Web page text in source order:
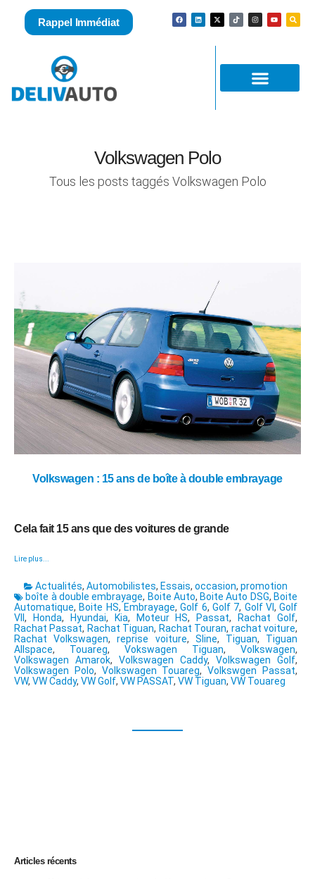
Rappel Immédiat
Volkswagen Polo
Tous les posts taggés Volkswagen Polo
Volkswagen : 15 ans de boîte à double embrayage
Cela fait 15 ans que des voitures de grande
Lire plus...
Actualités, Automobilistes, Essais, occasion, promotion
boîte à double embrayage, Boite Auto, Boite Auto DSG, Boite
Automatique, Boite HS, Embrayage,Golf 6, Golf 7, Golf VI,Golf
VII , Honda, Hyundai, Kia, Moteur HS, Passat, Rachat Golf,
Rachat Passat, Rachat Tiguan, Rachat Touran, rachat voiture,
Rachat Volkswagen,reprise voiture, Sline, Tiguan, Tiguan
Allspace, Touareg, Vokswagen Tiguan, Volkswagen,
Volkswagen Amarok, Volkswagen Caddy, Volkswagen Golf,
Volkswagen Polo, Volkswagen Touareg,Volkswgen Passat,
VW, VW Caddy, VW Golf, VW PASSAT, VW Tiguan, VW Touareg
Articles récents